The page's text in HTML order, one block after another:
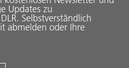
Updates zu
Selbstverständlich
abmelden oder Ihre